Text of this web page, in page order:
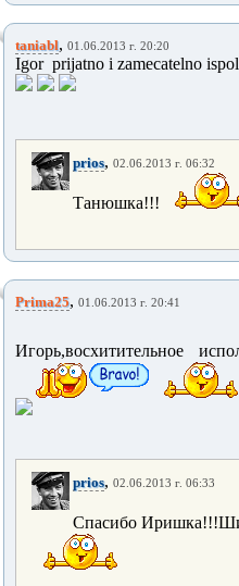
taniabl, 01.06.2013 г. 20:20
Igor prijatno i zamecatelno
prios, 02.06.2013 г. 06:32
Танюшка!!!
Prima25, 01.06.2013 г. 20:41
Игорь,восхитительное
prios, 02.06.2013 г. 06:33
Спасибо